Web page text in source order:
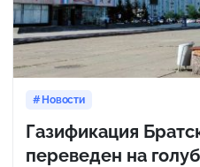
Новости
Газификация
переведен на